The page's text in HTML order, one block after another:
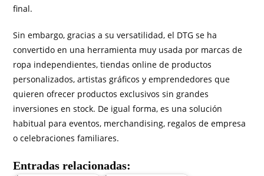
final.
Sin embargo, gracias a su versatilidad, el DTG se ha
convertido en una herramienta muy usada por marcas de
ropa independientes, tiendas online de productos
personalizados, artistas gráficos y emprendedores que
quieren ofrecer productos exclusivos sin grandes
inversiones en stock. De igual forma, es una solución
habitual para eventos, merchandising, regalos de empresa
o celebraciones familiares.
Entradas relacionadas: